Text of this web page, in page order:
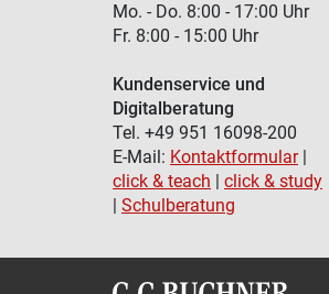
Mo. - Do. 8:00 - 17:00 Uhr
Fr. 8:00 - 15:00 Uhr
Kundenservice und
Digitalberatung
Tel. +49 951 16098-200
E-Mail: Kontaktformular|
click & teach
click & study
Schulberatung